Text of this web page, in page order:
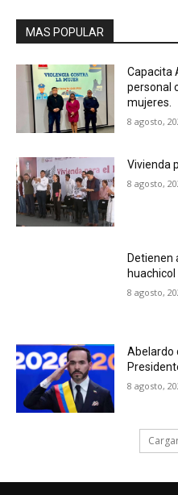
MAS POPULAR
Capacita
personal
mujeres.
8 agosto,
Vivienda
8 agosto,
Detienen
8 agosto,
Abelardo
8 agosto,